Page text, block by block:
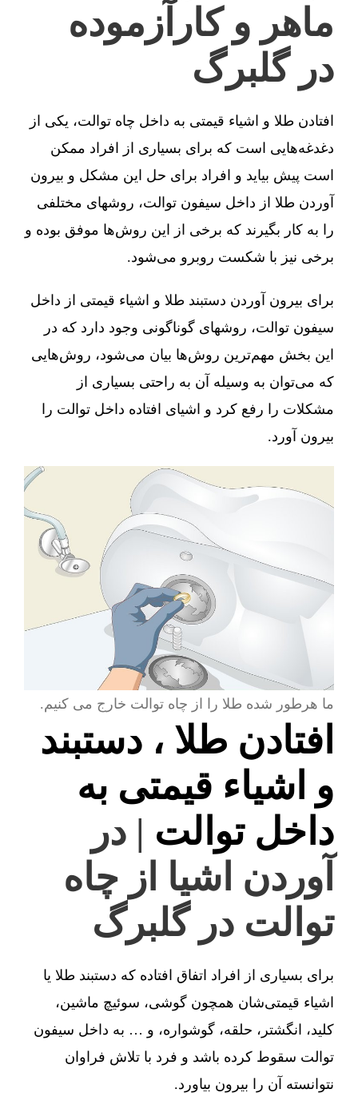
ماهر و کارآزموده
در گلبرگ
افتادن طلا و اشیاء قیمتی به داخل چاه توالت، یکی از
دغدغه‌هایی است که برای بسیاری از افراد ممکن
است پیش بیاید و افراد برای حل این مشکل و بیرون
آوردن طلا از داخل سیفون توالت، روشهای مختلفی
را به کار بگیرند که برخی از این روش‌ها موفق بوده و
برخی نیز با شکست روبرو می‌شود.
برای بیرون آوردن دستبند طلا و اشیاء قیمتی از داخل
سیفون توالت، روشهای گوناگونی وجود دارد که در
این بخش مهم‌ترین روش‌ها بیان می‌شود، روش‌هایی
که می‌توان به وسیله آن به راحتی بسیاری از
مشکلات را رفع کرد و اشیای افتاده داخل توالت را
بیرون آورد.
ما هرطور شده طلا را از چاه توالت خارج می کنیم.
افتادن طلا ، دستبند
و اشیاء قیمتی به
داخل توالت | در
آوردن اشیا از چاه
توالت در گلبرگ
برای بسیاری از افراد اتفاق افتاده که دستبند طلا یا
اشیاء قیمتی‌شان همچون گوشی، سوئیچ ماشین،
کلید، انگشتر، حلقه، گوشواره، و … به داخل سیفون
توالت سقوط کرده باشد و فرد با تلاش فراوان
نتوانسته آن را بیرون بیاورد.